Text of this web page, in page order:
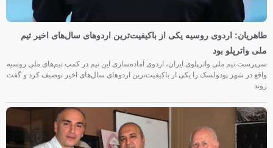
طاهریان: اردوی روسیه یکی از باکیفیت‌ترین اردوهای سال‌های اخیر تیم
ملی واترپلو بود
سرپرست تیم ملی واترپلوی ایران، اردوی آماده‌سازی این تیم در کمپ تیم‌های ملی روسیه
واقع در شهر پودولسک را یکی از باکیفیت‌ترین اردوهای سال‌های اخیر توصیف کرد و گفت
روند